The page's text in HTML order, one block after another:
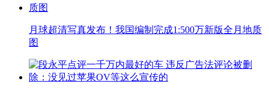
月球超清写真发布！我国编制完成1:500万新版全月地质
图